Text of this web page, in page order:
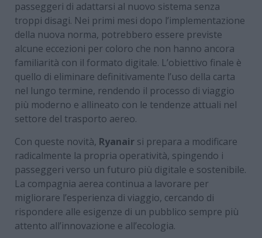
passeggeri di adattarsi al nuovo sistema senza
troppi disagi. Nei primi mesi dopo l’implementazione
della nuova norma, potrebbero essere previste
alcune eccezioni per coloro che non hanno ancora
familiarità con il formato digitale. L’obiettivo finale è
quello di eliminare definitivamente l’uso della carta
nel lungo termine, rendendo il processo di viaggio
più moderno e allineato con le tendenze attuali nel
settore del trasporto aereo.
Con queste novità, Ryanair si prepara a modificare
radicalmente la propria operatività, spingendo i
passeggeri verso un futuro più digitale e sostenibile.
La compagnia aerea continua a lavorare per
migliorare l’esperienza di viaggio, cercando di
rispondere alle esigenze di un pubblico sempre più
attento all’innovazione e all’ecologia.